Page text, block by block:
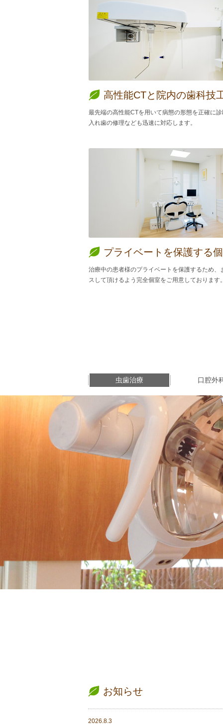
高性能CTと院内の歯科技
最先端の高性能CTを用いて病態の形態を正確に
入れ歯の修理なども迅速に対応します。
プライベートを保護する
治療中の患者様のプライベートを保護するため
スして頂けるよう完全個室をご用意しております
虫歯治療 口腔外
お知らせ
2026.8.3